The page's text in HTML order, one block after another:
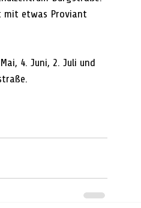
mit etwas Proviant
4. Juni, 2. Juli und